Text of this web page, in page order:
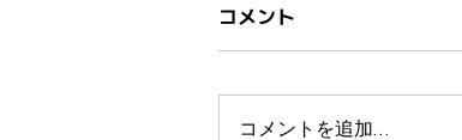
コメント
コメントを追加…